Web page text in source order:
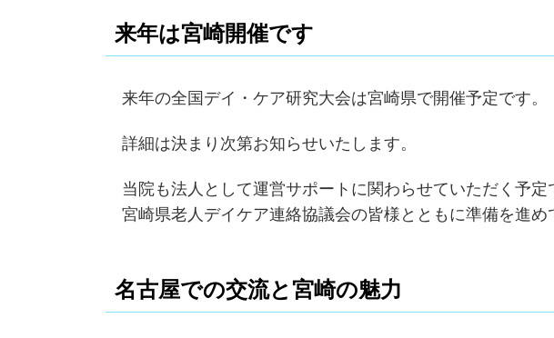
来年は宮崎開催です
来年の全国デイ・ケア研究大会は宮崎県で開催予定です。
詳細は決まり次第お知らせいたします。
当院も法人として運営サポートに関わらせていただく予定
宮崎県老人デイケア連絡協議会の皆様とともに準備を進め
名古屋での交流と宮崎の魅力